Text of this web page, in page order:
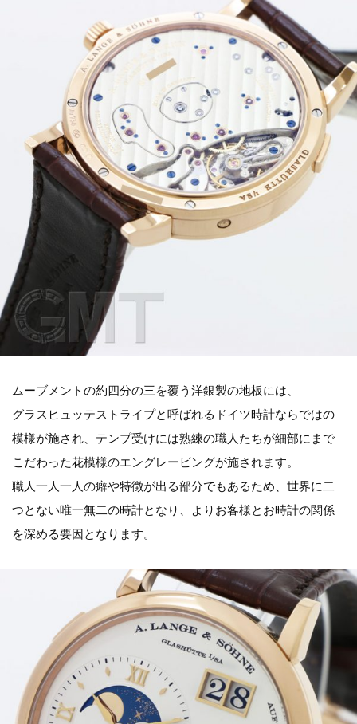
ムーブメントの約四分の三を覆う洋銀製の地板には、
グラスヒュッテストライプと呼ばれるドイツ時計ならではの
模様が施され、テンプ受けには熟練の職人たちが細部にまで
こだわった花模様のエングレービングが施されます。
職人一人一人の癖や特徴が出る部分でもあるため、世界に二
つとない唯一無二の時計となり、よりお客様とお時計の関係
を深める要因となります。